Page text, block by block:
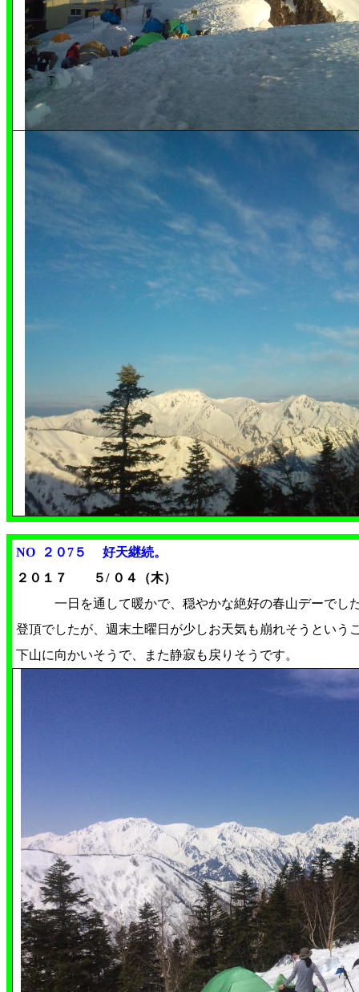
NO ２０7５ 好天継続。
２０１７ ５/ ０４（木）
一日を通して暖かで、穏やかな絶好の春山デーでし
登頂でしたが、週末土曜日が少しお天気も崩れそうという
下山に向かいそうで、また静寂も戻りそうです。